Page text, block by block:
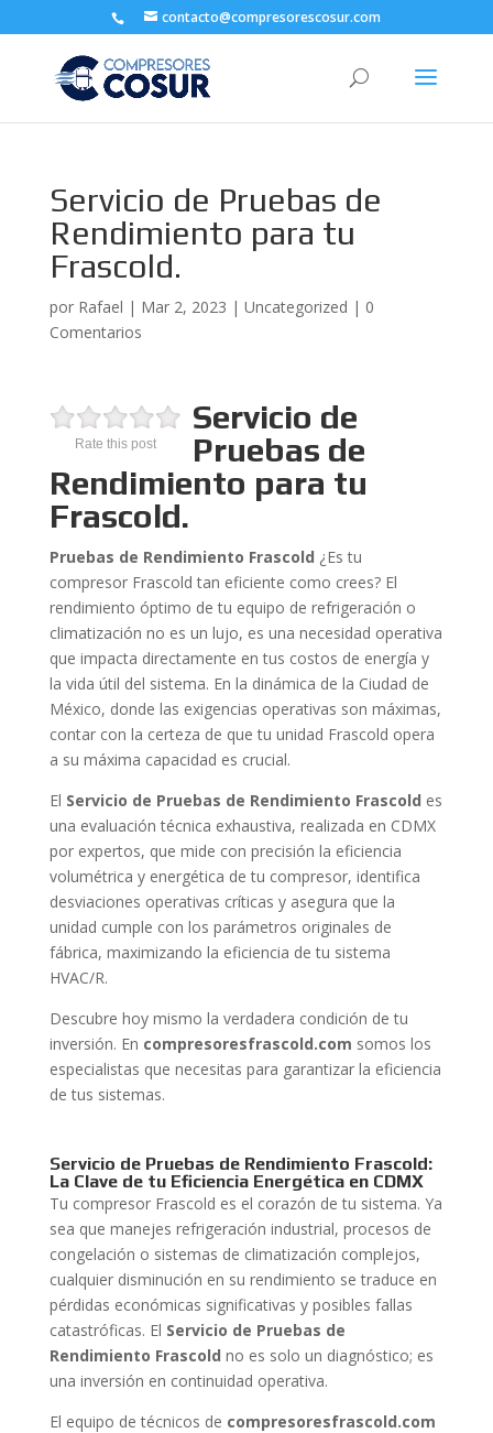
contacto@compresorescosur.com
Servicio de Pruebas de
Rendimiento para tu
Frascold.
por Rafael | Mar 2, 2023 | Uncategorized | 0
Comentarios
Rate this post
Servicio de
Pruebas de
Rendimiento para tu
Frascold.
Pruebas de Rendimiento Frascold ¿Es tu
compresor Frascold tan eficiente como crees? El
rendimiento óptimo de tu equipo de refrigeración o
climatización no es un lujo, es una necesidad operativa
que impacta directamente en tus costos de energía y
la vida útil del sistema. En la dinámica de la Ciudad de
México, donde las exigencias operativas son máximas,
contar con la certeza de que tu unidad Frascold opera
a su máxima capacidad es crucial.
El Servicio de Pruebas de Rendimiento Frascold es
una evaluación técnica exhaustiva, realizada en CDMX
por expertos, que mide con precisión la eficiencia
volumétrica y energética de tu compresor, identifica
desviaciones operativas críticas y asegura que la
unidad cumple con los parámetros originales de
fábrica, maximizando la eficiencia de tu sistema
HVAC/R.
Descubre hoy mismo la verdadera condición de tu
inversión. En compresoresfrascold.com somos los
especialistas que necesitas para garantizar la eficiencia
de tus sistemas.
Servicio de Pruebas de Rendimiento Frascold:
La Clave de tu Eficiencia Energética en CDMX
Tu compresor Frascold es el corazón de tu sistema. Ya
sea que manejes refrigeración industrial, procesos de
congelación o sistemas de climatización complejos,
cualquier disminución en su rendimiento se traduce en
pérdidas económicas significativas y posibles fallas
catastróficas. El Servicio de Pruebas de
Rendimiento Frascold no es solo un diagnóstico; es
una inversión en continuidad operativa.
El equipo de técnicos de compresoresfrascold.com